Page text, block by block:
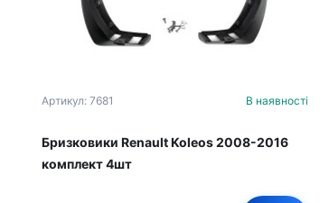
Артикул: 7681 В наявності
Бризковики Renault Koleos 2008-2016
комплект 4шт